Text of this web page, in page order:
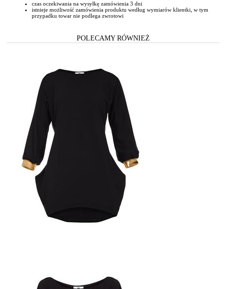
czas oczekiwania na wysyłkę zamówienia 3 dni
istnieje możliwość zamówienia produktu według wymiarów klientki, w tym
przypadku towar nie podlega zwrotowi
POLECAMY RÓWNIEŻ